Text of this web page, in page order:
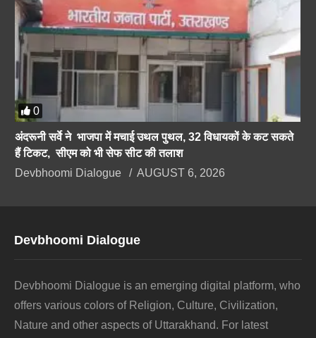
0
अंदरूनी सर्वे ने भाजपा में मचाई उथल पुथल, 32 विधायकों के कट सकते
हैं टिकट, सीएम को भी सेफ सीट की तलाश
Devbhoomi Dialogue
AUGUST 6, 2026
Devbhoomi Dialogue
Devbhoomi Dialogue is an emerging digital platform, who
offers various colors of Religion, Culture, Civilization,
Nature and other aspects of Uttarakhand. For latest